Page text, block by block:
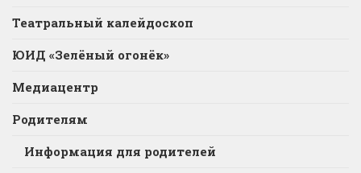
Театральный калейдоскоп
ЮИД «Зелёный огонёк»
Медиацентр
Родителям
Информация для родителей